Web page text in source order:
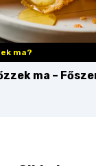
ma?
ma –